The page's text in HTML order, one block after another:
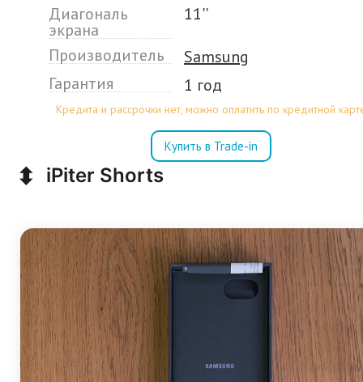
Диагональ
экрана
11''
Производитель
Samsung
Гарантия
1 год
Кредита и рассрочки нет, можно оплатить по кредитной
Купить в Trade-in
⬍ iPiter Shorts